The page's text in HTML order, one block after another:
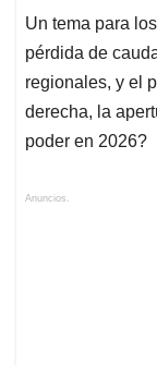
Un tema para
pérdida de
regionales, y el
derecha, la
poder en 2026?
Anuncios.